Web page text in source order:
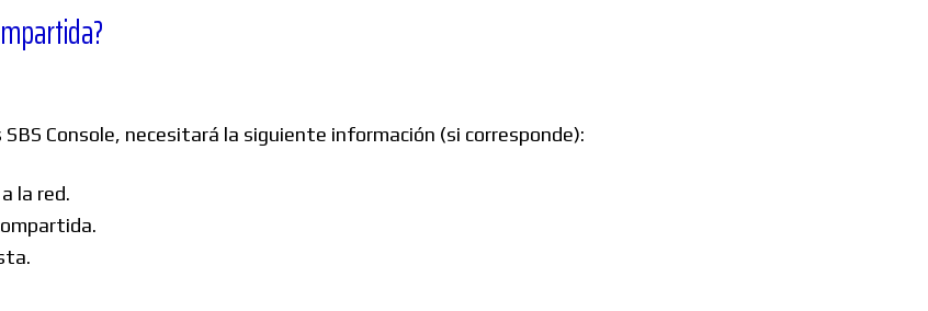
Console, necesitará la siguiente información (si corresponde):
la red.